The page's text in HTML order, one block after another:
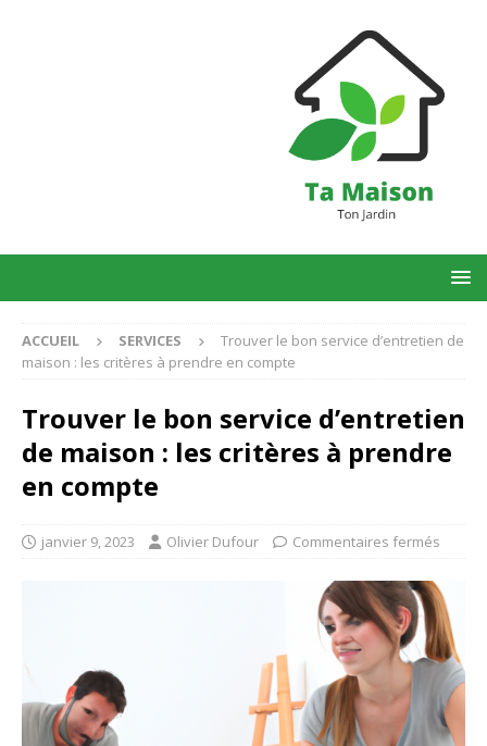
ACCUEIL SERVICES
Trouver le bon service d’entretien de
maison : les critères à prendre en compte
Trouver le bon service d’entretien
de maison : les critères à prendre
en compte
janvier 9, 2023 Olivier Dufour Commentaires fermés